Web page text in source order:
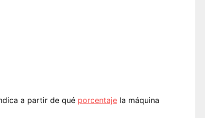
a partir de qué porcentaje la máquina